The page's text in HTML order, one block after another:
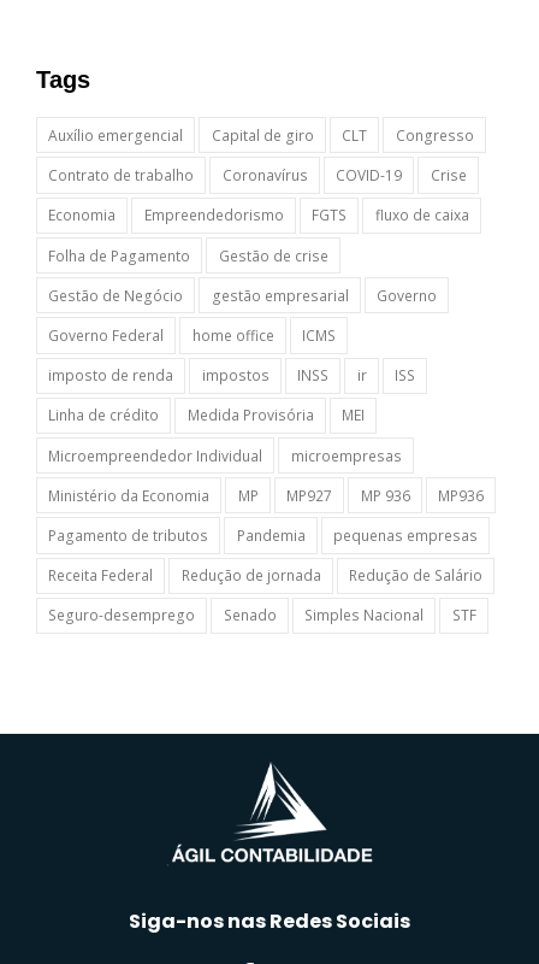
Tags
Auxílio emergencial Capital de giro CLT
Congresso
Contrato de trabalho
Coronavírus COVID-19
Crise
Economia
Empreendedorismo FGTS
fluxo de caixa
Folha de Pagamento
Gestão de crise
Gestão de Negócio
gestão empresarial
Governo
Governo Federal
home office
ICMS
imposto de renda
impostos INSS ir
ISS
Linha de crédito
Medida Provisória
MEI
Microempreendedor Individual
microempresas
Ministério da Economia
MP MP927 MP 936
MP936
Pagamento de tributos
Pandemia
pequenas empresas
Receita Federal
Redução de jornada
Redução de Salário
Seguro-desemprego
Senado Simples Nacional STF
Siga-nos nas Redes Sociais